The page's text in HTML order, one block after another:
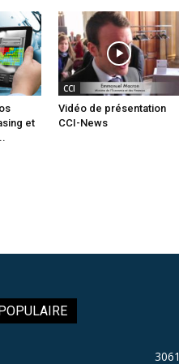
et
CCI
Vidéo de présentation
CCI-News
3061